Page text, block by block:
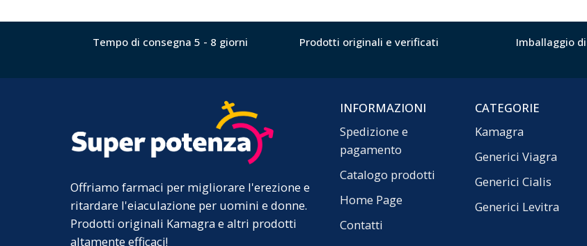
Tempo di consegna 5 - 8 giorni Prodotti originali e verificati Imballaggio
Offriamo farmaci per migliorare l'erezione e
ritardare l'eiaculazione per uomini e donne.
Prodotti originali Kamagra e altri prodotti
altamente efficaci!
INFORMAZIONI
Spedizione e
pagamento
Catalogo prodotti
Home Page
Contatti
CATEGORIE
Kamagra
Generici Viagra
Generici Cialis
Generici Levitra